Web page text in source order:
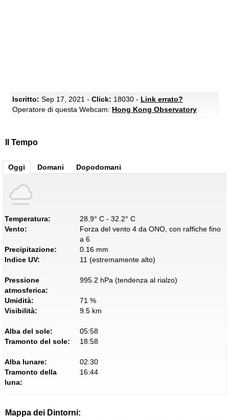
Iscritto: Sep 17, 2021 - Click: 18030 - Link errato?
Operatore di questa Webcam: Hong Kong Observatory
Il Tempo
Oggi Domani Dopodomani
Temperatura:
28.9° C - 32.2° C
Vento:
Forza del vento 4 da ONO, con raffiche fino
a 6
Precipitazione:
0.16 mm
Indice UV:
11 (estremamente alto)
Pressione
atmosferica:
995.2 hPa (tendenza al rialzo)
Umidità:
71 %
Visibilità:
9.5 km
Alba del sole:
05:58
Tramonto del sole:
18:58
Alba lunare:
02:30
Tramonto della
luna:
16:44
Mappa dei Dintorni: